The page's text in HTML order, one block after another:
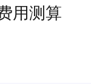
用测算